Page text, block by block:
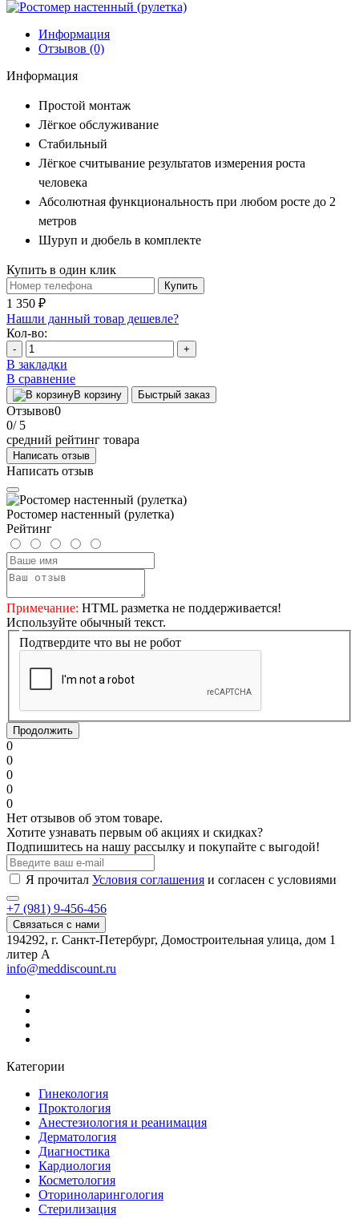
Информация
Отзывов (0)
Информация
Простой монтаж
Лёгкое обслуживание
Стабильный
Лёгкое считывание результатов измерения роста
человека
Абсолютная функциональность при любом росте до 2
метров
Шуруп и дюбель в комплекте
Купить в один клик
Купить
1 350 ₽
Нашли данный товар дешевле?
Кол-во:
- +
В закладки
В сравнение
В корзину Быстрый заказ
Отзывов0
0/ 5
средний рейтинг товара
Написать отзыв
Написать отзыв
Ростомер настенный (рулетка)
Рейтинг
Примечание: HTML разметка не поддерживается!
Используйте обычный текст.
Подтвердите что вы не робот
Продолжить
0
0
0
0
0
Нет отзывов об этом товаре.
Хотите узнавать первым об акциях и скидках?
Подпишитесь на нашу рассылку и покупайте с выгодой!
Я прочитал Условия соглашения и согласен с условиями
+7 (981) 9-456-456
Связаться с нами
194292, г. Санкт-Петербург, Домостроительная улица, дом 1
литер А
info@meddiscount.ru
Категории
Гинекология
Проктология
Анестезиология и реанимация
Дерматология
Диагностика
Кардиология
Косметология
Оториноларингология
Стерилизация